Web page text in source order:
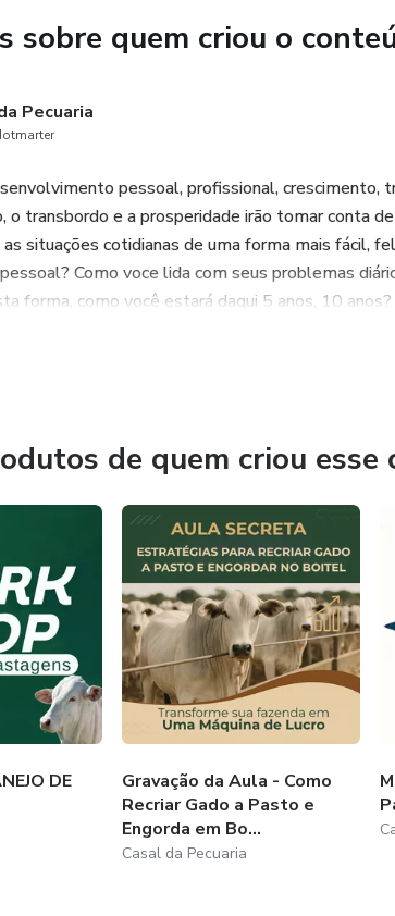
sobre quem criou o
Pecuaria
pessoal, profissional, crescimento,
o transbordo e a prosperidade irão tomar conta
situações cotidianas de uma forma mais fácil,
Como voce lida com seus problemas
forma, como você estará daqui 5 anos, 10 anos?
de quem criou esse
DE
Gravação da Aula - Como
Recriar Gado a Pasto e
Engorda em Bo...
Casal da Pecuaria